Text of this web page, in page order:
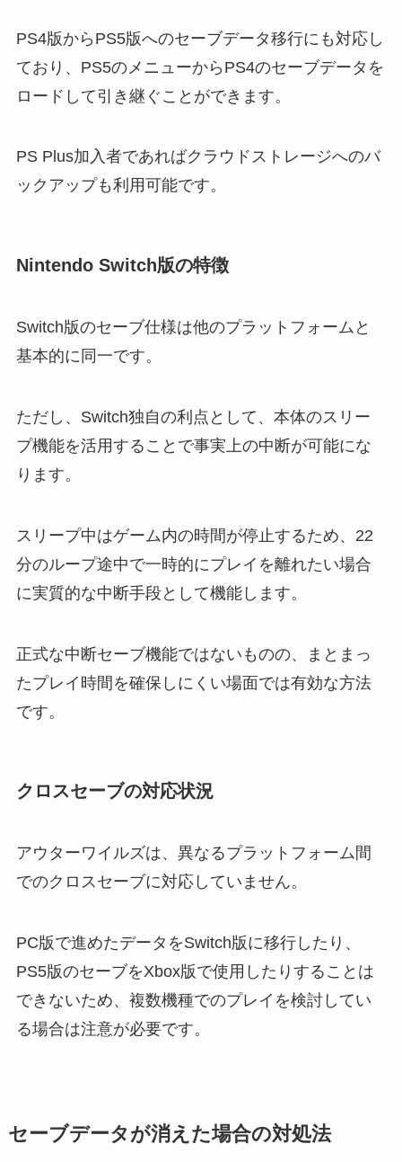
PS4版からPS5版へのセーブデータ移行にも対応し
ており、PS5のメニューからPS4のセーブデータを
ロードして引き継ぐことができます。
PS Plus加入者であればクラウドストレージへのバ
ックアップも利用可能です。
Nintendo Switch版の特徴
Switch版のセーブ仕様は他のプラットフォームと
基本的に同一です。
ただし、Switch独自の利点として、本体のスリー
プ機能を活用することで事実上の中断が可能にな
ります。
スリープ中はゲーム内の時間が停止するため、22
分のループ途中で一時的にプレイを離れたい場合
に実質的な中断手段として機能します。
正式な中断セーブ機能ではないものの、まとまっ
たプレイ時間を確保しにくい場面では有効な方法
です。
クロスセーブの対応状況
アウターワイルズは、異なるプラットフォーム間
でのクロスセーブに対応していません。
PC版で進めたデータをSwitch版に移行したり、
PS5版のセーブをXbox版で使用したりすることは
できないため、複数機種でのプレイを検討してい
る場合は注意が必要です。
セーブデータが消えた場合の対処法